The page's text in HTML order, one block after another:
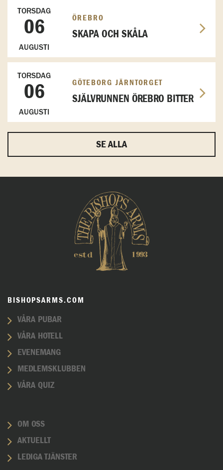
TORSDAG
06
AUGUSTI
ÖREBRO
SKAPA OCH SKÅLA
TORSDAG
06
AUGUSTI
GÖTEBORG JÄRNTORGET
SJÄLVRUNNEN ÖREBRO BITTER
SE ALLA
BISHOPSARMS.COM
VÅRA PUBAR
VÅRA HOTELL
EVENEMANG
MEDLEMSKLUBBEN
VÅRA QUIZ
OM OSS
AKTUELLT
LEDIGA TJÄNSTER